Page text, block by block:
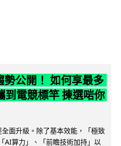
公開！ 如何享最多
電競標竿 揀選啱你
面升級。除了基本效能，「極致
AI算力」、「前瞻技術加持」以